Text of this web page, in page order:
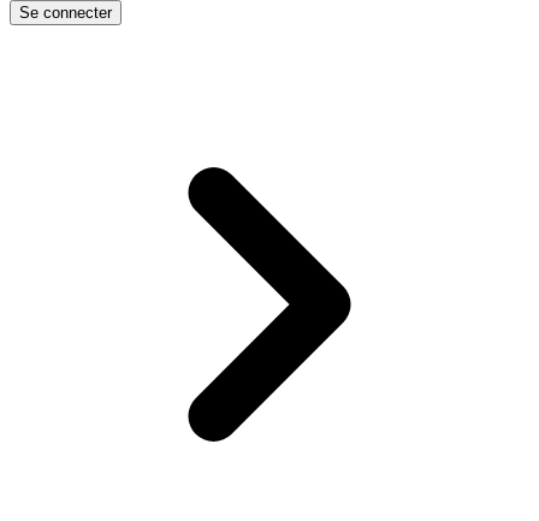
Se connecter